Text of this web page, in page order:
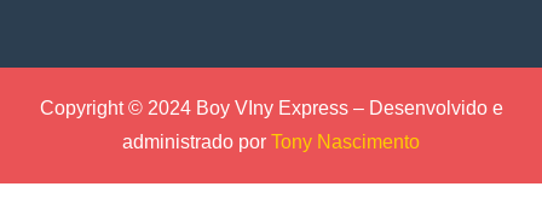
Copyright © 2024 Boy VIny Express – Desenvolvido e
administrado por Tony Nascimento